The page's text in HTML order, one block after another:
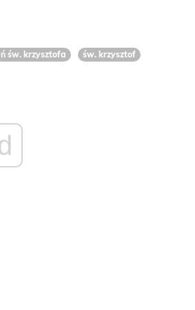
św. krzysztofa św. krzysztof